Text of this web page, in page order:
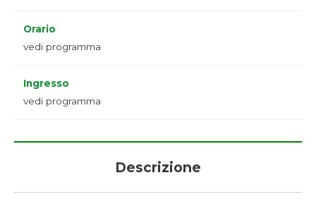
Orario
vedi programma
Ingresso
vedi programma
Descrizione